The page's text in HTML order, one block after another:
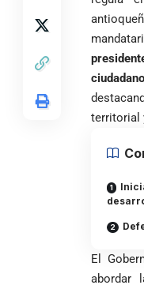
territorial
El
abordar
afrodescendientes
y mestizos
campesinos
inician nueva
jornada académica
en Medellín
rechaza fotos
templo de Guarne
ordena acto de
se
medios: Nueva
vocera
presidencial
presuntamente lo
encubría